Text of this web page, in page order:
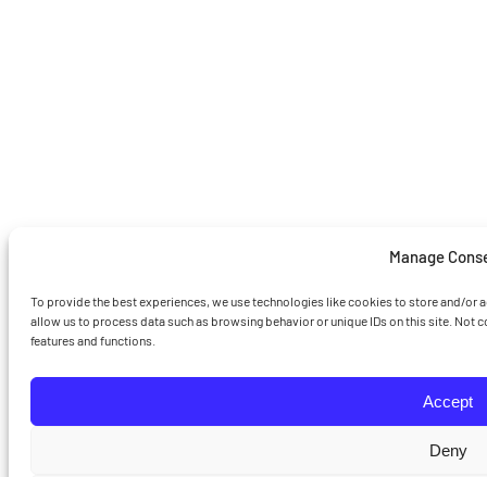
Manage
To provide the best experiences, we use technologies like cookies to store and/
allow us to process data such as browsing behavior or unique IDs on this site.
features and functions.
Accept
Deny